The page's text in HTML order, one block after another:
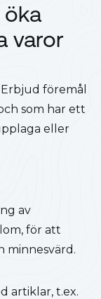
varor
Erbjud föremål
som har ett
eller
av
för att
minnesvärd.
artiklar, t.ex.